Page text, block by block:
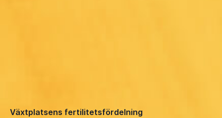
Växtplatsens fertilitetsfördelning